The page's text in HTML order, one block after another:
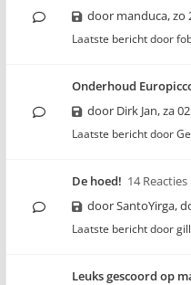
door manduca,zo
Laatste bericht door
Onderhoud
door Dirk Jan,za
Laatste bericht door
De hoed! 14
doorSantoYirga,
Laatste bericht door
Leuks gescoord op